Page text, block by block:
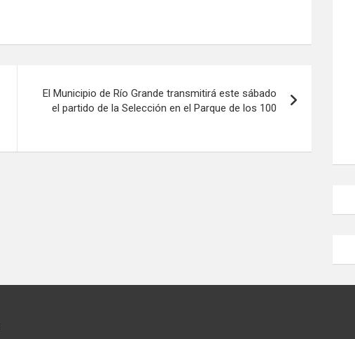
El Municipio de Río Grande transmitirá este sábado
el partido de la Selección en el Parque de los 100